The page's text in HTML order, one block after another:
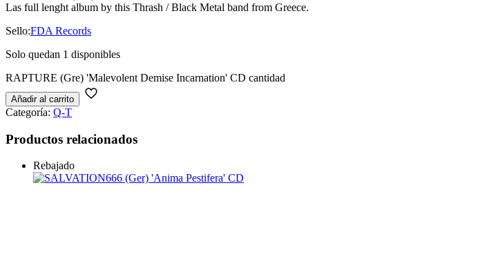
Las full lenght album by this Thrash / Black Metal band from Greece.
Sello:FDA Records
Solo quedan 1 disponibles
RAPTURE (Gre) 'Malevolent Demise Incarnation' CD cantidad
Añadir al carrito
Categoría: Q-T
Productos relacionados
Rebajado